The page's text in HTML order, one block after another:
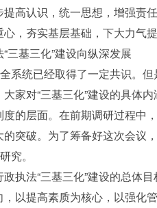
高认识，统一思想，增强责
，夯实基层基础，下大力气
基三化”建设向纵深发展
统已经取得了一定共识。但
家对“三基三化”建设的具体
的层面。在前期调研过程中
突破。为了筹备好这次会议
究。
法“三基三化”建设的总体
以提高素质为核心，以强化